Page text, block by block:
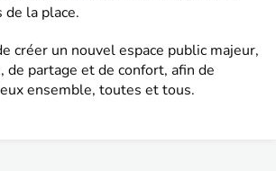
de la place.
créer un nouvel espace public majeur,
de partage et de confort, afin de
ensemble, toutes et tous.